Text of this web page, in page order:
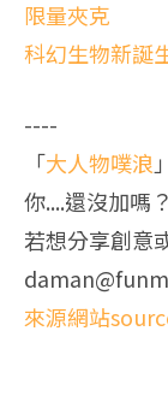
限量夾克
科幻生物新誕
----
「大人物噗浪
你....還沒加嗎？
若想分享創意
來源網站